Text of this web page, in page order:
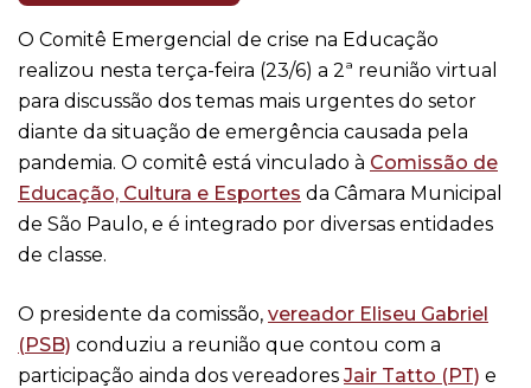
O Comitê Emergencial de crise na Educação
realizou nesta terça-feira (23/6) a 2ª reunião virtual
para discussão dos temas mais urgentes do setor
diante da situação de emergência causada pela
pandemia. O comitê está vinculado à Comissão de
Educação, Cultura e Esportes da Câmara Municipal
de São Paulo, e é integrado por diversas entidades
de classe.
O presidente da comissão, vereador Eliseu Gabriel
(PSB) conduziu a reunião que contou com a
participação ainda dos vereadores Jair Tatto (PT) e